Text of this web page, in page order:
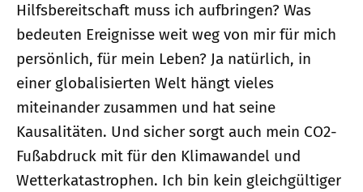
Hilfsbereitschaft muss ich aufbringen? Was
bedeuten Ereignisse weit weg von mir für mich
persönlich, für mein Leben? Ja natürlich, in
einer globalisierten Welt hängt vieles
miteinander zusammen und hat seine
Kausalitäten. Und sicher sorgt auch mein CO2-
Fußabdruck mit für den Klimawandel und
Wetterkatastrophen. Ich bin kein gleichgültiger